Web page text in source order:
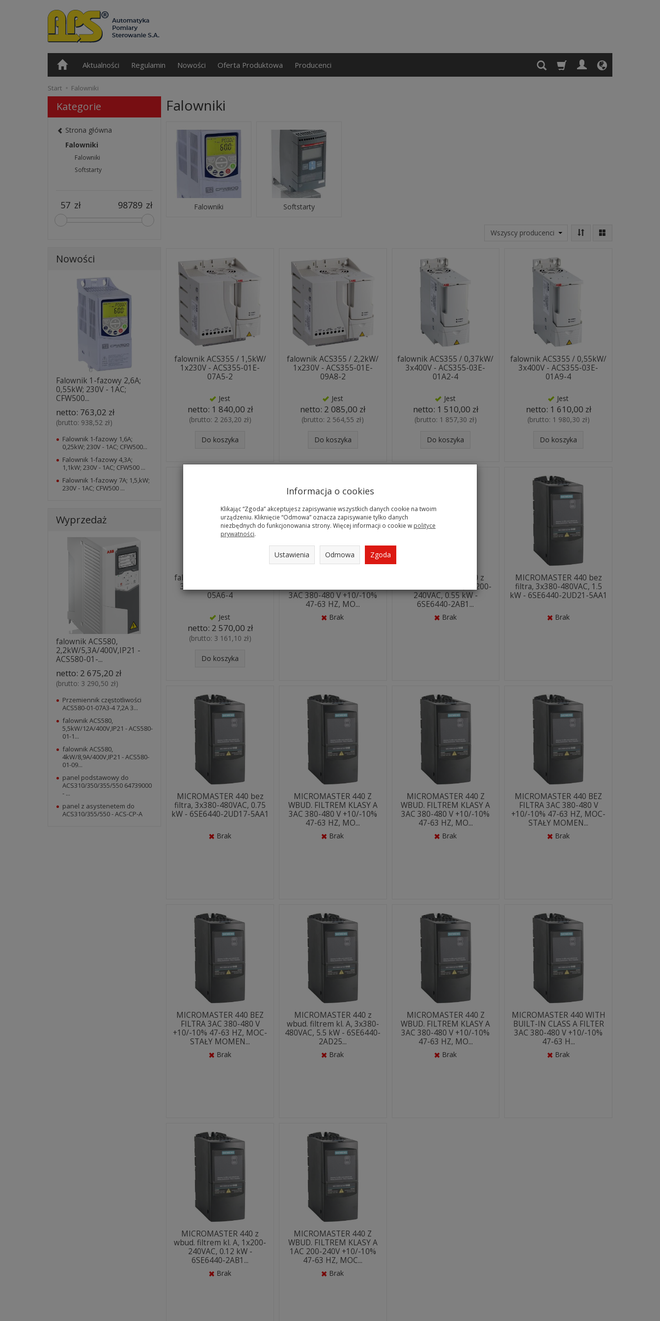
Aktualności Regulamin Nowości Oferta Produktowa Producenci
Start Falowniki
Falowniki
Falowniki Softstarty
falownik ACS355 / 1,5kW/
1x230V - ACS355-01E-
07A5-2
Jest
netto: 1 840,00 zł
(brutto: 2 263,20 zł)
Do koszyka
falownik ACS355 / 2,2kW/
1x230V - ACS355-01E-
09A8-2
Jest
netto: 2 085,00 zł
(brutto: 2 564,55 zł)
Do koszyka
falownik ACS355 / 0,37kW/
3x400V - ACS355-03E-
01A2-4
Jest
netto: 1 510,00 zł
(brutto: 1 857,30 zł)
Do koszyka
falownik ACS355 / 0,55kW/
3x400V - ACS355-03E-
01A9-4
Jest
netto: 1 610,00 zł
(brutto: 1 980,30 zł)
Do koszyka
falownik ACS355 / 2,2kW/
3x400V - ACS355-03E-
05A6-4
Jest
netto: 2 570,00 zł
(brutto: 3 161,10 zł)
Do koszyka
3AC 380-480 V +10/-10%
47-63 HZ, MO...
Brak
MICROMASTER 440 z
wbud. filtrem kl. A, 1x200-
240VAC, 0.55 kW -
6SE6440-2AB1...
Brak
MICROMASTER 440 bez
filtra, 3x380-480VAC, 1.5
kW - 6SE6440-2UD21-5AA1
Brak
MICROMASTER 440 bez
filtra, 3x380-480VAC, 0.75
kW - 6SE6440-2UD17-5AA1
Brak
MICROMASTER 440 Z
WBUD. FILTREM KLASY A
3AC 380-480 V +10/-10%
47-63 HZ, MO...
Brak
MICROMASTER 440 Z
WBUD. FILTREM KLASY A
3AC 380-480 V +10/-10%
47-63 HZ, MO...
Brak
MICROMASTER 440 BEZ
FILTRA 3AC 380-480 V
+10/-10% 47-63 HZ, MOC-
STAŁY MOMEN...
Brak
MICROMASTER 440 BEZ
FILTRA 3AC 380-480 V
+10/-10% 47-63 HZ, MOC-
STAŁY MOMEN...
Brak
MICROMASTER 440 z
wbud. filtrem kl. A, 3x380-
480VAC, 5.5 kW - 6SE6440-
2AD25...
Brak
MICROMASTER 440 Z
WBUD. FILTREM KLASY A
3AC 380-480 V +10/-10%
47-63 HZ, MO...
Brak
MICROMASTER 440 WITH
BUILT-IN CLASS A FILTER
3AC 380-480 V +10/-10%
47-63 H...
Brak
MICROMASTER 440 z
wbud. filtrem kl. A, 1x200-
240VAC, 0.12 kW -
6SE6440-2AB1...
Brak
MICROMASTER 440 Z
WBUD. FILTREM KLASY A
1AC 200-240V +10/-10%
47-63 HZ, MOC...
Brak
Kategorie
Strona główna
Falowniki
Falowniki
Softstarty
zł zł
Nowości
Falownik 1-fazowy 2,6A;
0,55kW; 230V - 1AC;
CFW500...
netto: 763,02 zł
(brutto: 938,52 zł)
Falownik 1-fazowy 1,6A;
0,25kW; 230V - 1AC; CFW500...
Falownik 1-fazowy 4,3A;
1,1kW; 230V - 1AC; CFW500 ...
Falownik 1-fazowy 7A; 1,5,kW;
230V - 1AC; CFW500 ...
Wyprzedaż
falownik ACS580,
2,2kW/5,3A/400V,IP21 -
ACS580-01-...
netto: 2 675,20 zł
(brutto: 3 290,50 zł)
Przemiennik częstotliwości
ACS580-01-07A3-4 7,2A 3...
falownik ACS580,
5,5kW/12A/400V,IP21 - ACS580-
01-1...
falownik ACS580,
4kW/8,9A/400V,IP21 - ACS580-
01-09...
panel podstawowy do
ACS310/350/355/550 64739000
- ...
panel z asystenetem do
ACS310/355/550 - ACS-CP-A
Informacja o cookies
Klikając “Zgoda” akceptujesz zapisywanie wszystkich danych cookie na twoim
urządzeniu. Kliknięcie “Odmowa” oznacza zapisywanie tylko danych
niezbędnych do funkcjonowania strony. Więcej informacji o cookie w polityce
prywatności.
Ustawienia Odmowa Zgoda